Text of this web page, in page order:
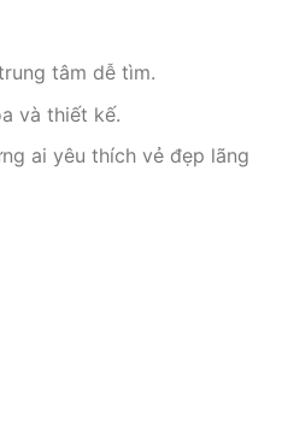
tâm dễ tìm.
và thiết kế.
ai yêu thích vẻ đẹp lãng